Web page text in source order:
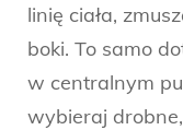
linię ciała,
boki. To samo
w centralnym
wybieraj